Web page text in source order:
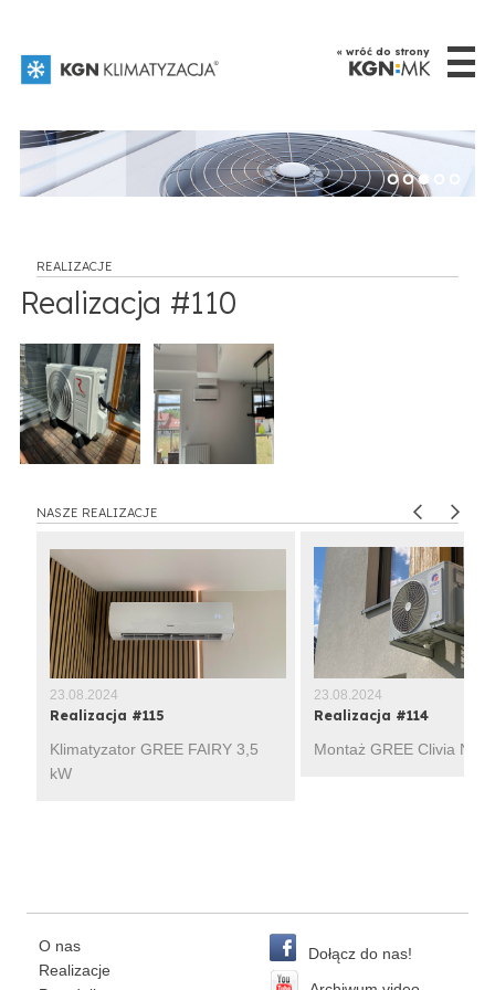
« wróć do strony ☰
REALIZACJE
Realizacja #110
NASZE REALIZACJE
23.08.2024
Realizacja #115
Klimatyzator GREE FAIRY 3,5
kW
23.08.2024
Realizacja #114
Montaż GREE Clivia
O nas
Realizacje
Dołącz do nas!